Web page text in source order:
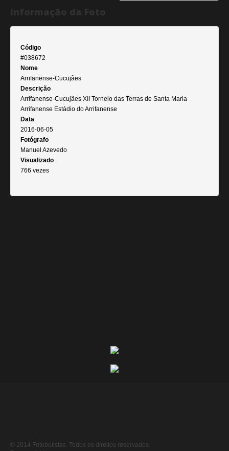
Código
#038672
Nome
Arrifanense-Cucujães
Descrição
Arrifanense-Cucujães XII Torneio das Terras de Santa Maria
Arrifanense Estádio do Arrifanense
Data
2016-06-05
Fotógrafo
Manuel Azevedo
Visualizado
766 vezes
© 2014 Fotobolistas. Todos os direitos reservados.